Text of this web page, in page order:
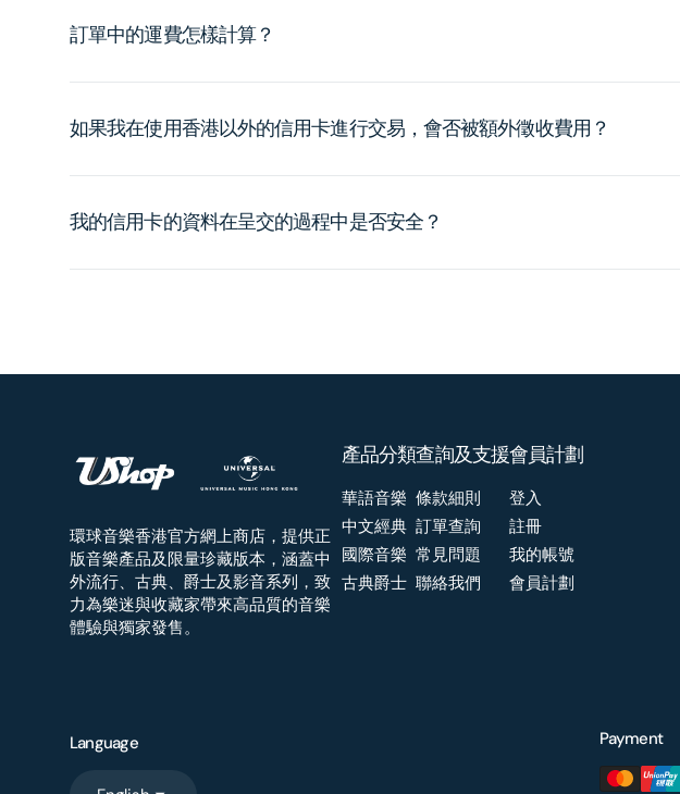
訂單中的運費怎樣計算？
如果我在使用香港以外的信用卡進行交易，會否被額外徵收費用？
我的信用卡的資料在呈交的過程中是否安全？
環球音樂香港官方網上商店，提供正
版音樂產品及限量珍藏版本，涵蓋中
外流行、古典、爵士及影音系列，致
力為樂迷與收藏家帶來高品質的音樂
體驗與獨家發售。
產品分類
華語音樂
中文經典
國際音樂
古典爵士
查詢及支援
條款細則
訂單查詢
常見問題
聯絡我們
會員計劃
登入
註冊
我的帳號
會員計劃
Language Payment